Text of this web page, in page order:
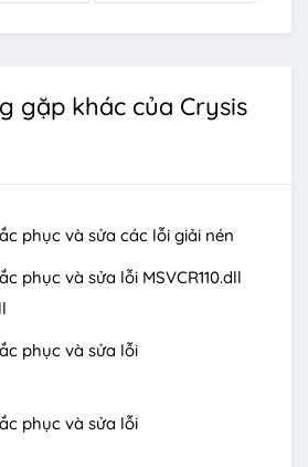
gặp khác của Crysis
phục và sửa các lỗi giải nén
phục và sửa lỗi MSVCR110.dll
phục và sửa lỗi
phục và sửa lỗi